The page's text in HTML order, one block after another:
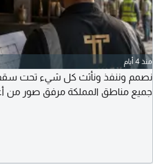
منذ 4 أيام
نصمم وننفذ ونأثث كل شيء تحت
جميع مناطق المملكة مرفق صور من